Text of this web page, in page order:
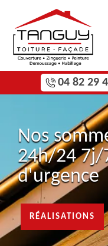
04 82 29
Nos
24h/24 7j/
d'urgence
RÉALISATIONS